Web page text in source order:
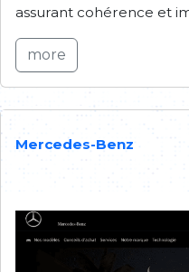
assurant cohérence et
more
Mercedes-Benz